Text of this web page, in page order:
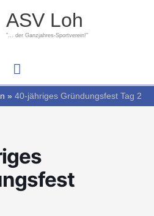
ASV Loh
"... der Ganzjahres-Sportverein!"
Hauptmenü
40-jähriges Gründungsfest Tag 2